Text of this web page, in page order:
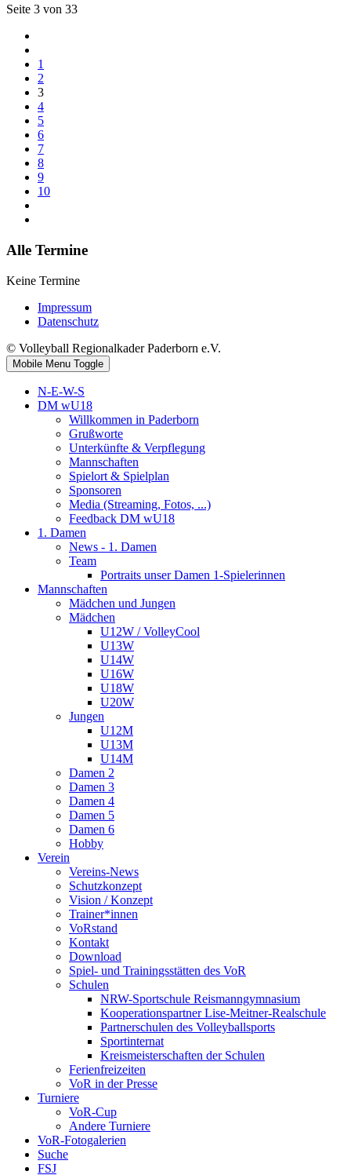
Seite 3 von 33
1
2
3
4
5
6
7
8
9
10
Alle Termine
Keine Termine
Impressum
Datenschutz
© Volleyball Regionalkader Paderborn e.V.
Mobile Menu Toggle
N-E-W-S
DM wU18
Willkommen in Paderborn
Grußworte
Unterkünfte & Verpflegung
Mannschaften
Spielort & Spielplan
Sponsoren
Media (Streaming, Fotos, ...)
Feedback DM wU18
1. Damen
News - 1. Damen
Team
Portraits unser Damen 1-Spielerinnen
Mannschaften
Mädchen und Jungen
Mädchen
U12W / VolleyCool
U13W
U14W
U16W
U18W
U20W
Jungen
U12M
U13M
U14M
Damen 2
Damen 3
Damen 4
Damen 5
Damen 6
Hobby
Verein
Vereins-News
Schutzkonzept
Vision / Konzept
Trainer*innen
VoRstand
Kontakt
Download
Spiel- und Trainingsstätten des VoR
Schulen
NRW-Sportschule Reismanngymnasium
Kooperationspartner Lise-Meitner-Realschule
Partnerschulen des Volleyballsports
Sportinternat
Kreismeisterschaften der Schulen
Ferienfreizeiten
VoR in der Presse
Turniere
VoR-Cup
Andere Turniere
VoR-Fotogalerien
Suche
FSJ